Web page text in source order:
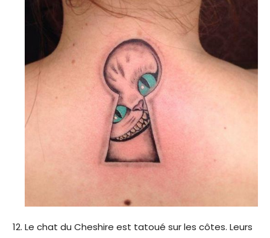
Le chat du Cheshire est tatoué sur les côtes. Leurs